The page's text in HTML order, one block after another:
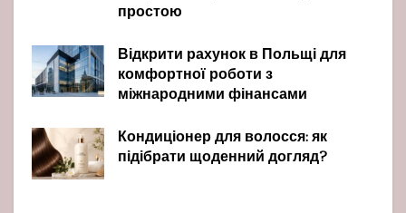
простою
Відкрити рахунок в Польщі для
комфортної роботи з
міжнародними фінансами
Кондиціонер для волосся: як
підібрати щоденний догляд?